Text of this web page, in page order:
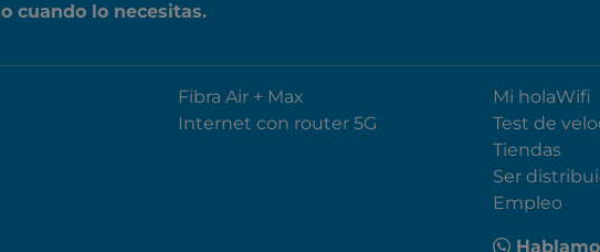
cuando lo necesitas.
Fibra Air + Max
Internet con router 5G
Mi holaWifi
Test de
Tiendas
Ser
Empleo